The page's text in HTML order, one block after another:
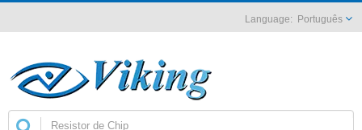
Português